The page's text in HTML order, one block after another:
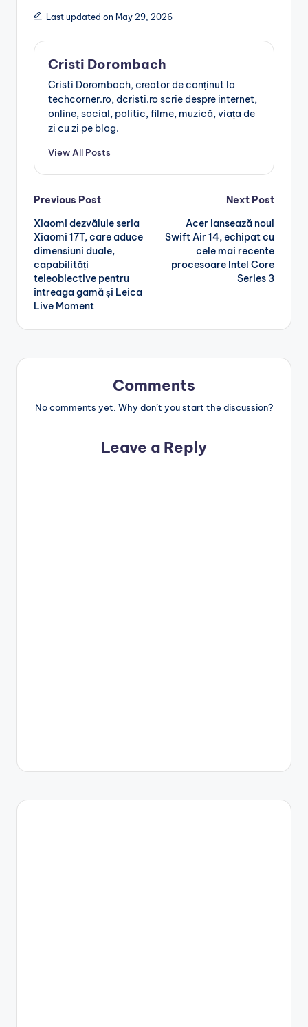
Last updated on May 29, 2026
Cristi Dorombach
Cristi Dorombach, creator de conținut la
techcorner.ro, dcristi.ro scrie despre internet,
online, social, politic, filme, muzică, viața de
zi cu zi pe blog.
View All Posts
Post
navigation
Previous Post
Xiaomi dezvăluie seria
Xiaomi 17T, care aduce
dimensiuni duale,
capabilități
teleobiective pentru
întreaga gamă și Leica
Live Moment
Next Post
Acer lansează noul
Swift Air 14, echipat cu
cele mai recente
procesoare Intel Core
Series 3
Comments
No comments yet. Why don’t you start the discussion?
Leave a Reply